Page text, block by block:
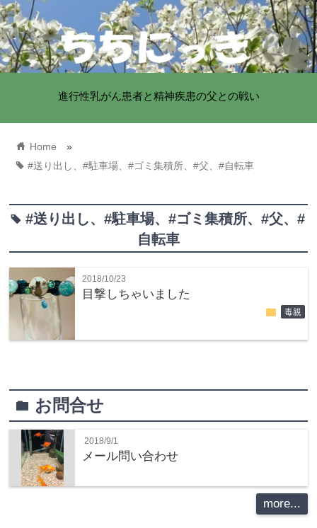
進行性乳がん患者と精神疾患の父との戦い
home Home »
tag#送り出し、#駐車場、#ゴミ集積所、#父、#自転車
tag#送り出し、#駐車場、#ゴミ集積所、#父、#
自転車
2018/10/23
目撃しちゃいました
folder 毒親
folder お問合せ
2018/9/1
メール問い合わせ
more...